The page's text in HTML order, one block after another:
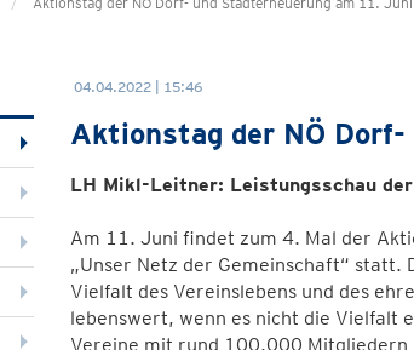
04.04.2022 | 15:46
Aktionstag der NÖ
LH Mikl-Leitner: Leistungsschau
Am 11. Juni findet zum 4. Mal der
„Unser Netz der Gemeinschaft“
Vielfalt des Vereinslebens und des
lebenswert, wenn es nicht die Vielfalt
Vereine mit rund 100.000